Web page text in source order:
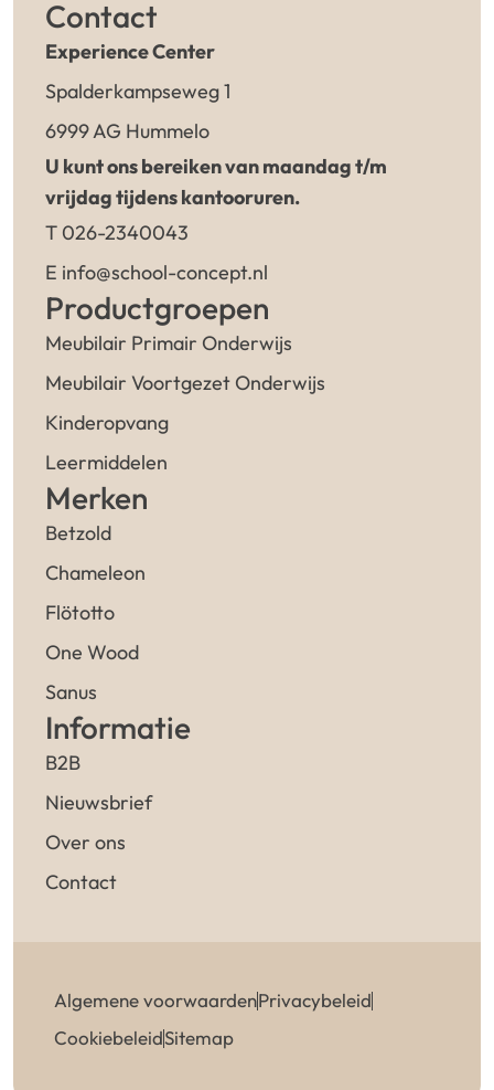
Contact
Experience Center
Spalderkampseweg 1
6999 AG Hummelo
U kunt ons bereiken van maandag t/m
vrijdag tijdens kantooruren.
T 026-2340043
E info@school-concept.nl
Productgroepen
Meubilair Primair Onderwijs
Meubilair Voortgezet Onderwijs
Kinderopvang
Leermiddelen
Merken
Betzold
Chameleon
Flötotto
One Wood
Sanus
Informatie
B2B
Nieuwsbrief
Over ons
Contact
Algemene voorwaardenPrivacybeleid
CookiebeleidSitemap